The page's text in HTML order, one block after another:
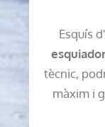
Esquís
tècnic,
màxim i